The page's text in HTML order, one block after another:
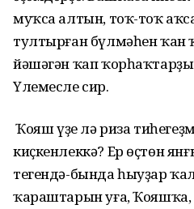
муҡса алтын, тоҡ-тоҡ
тултырған бүлмәһен
йәшәгән ҡап
Үлемесле сир.
Ә Ҡояш үҙе лә риза
киҫкенлеккә? Ер өҫтөн
тегендә-бында һыуҙар
ҡараштарын уға, Ҡояшҡа,